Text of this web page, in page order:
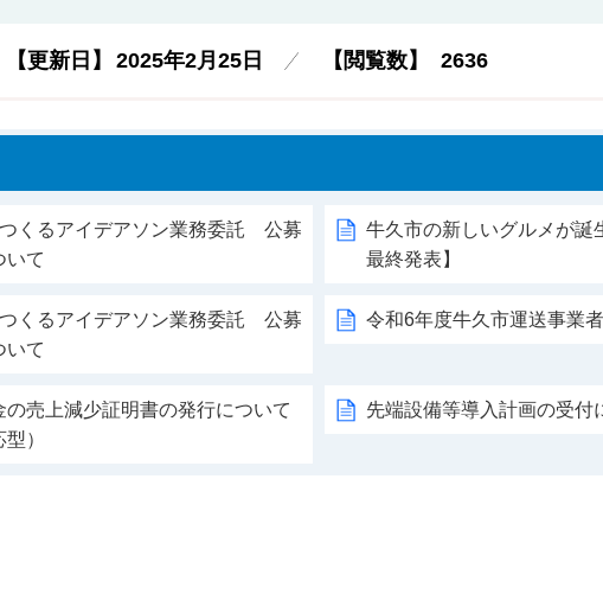
【更新日】 2025年2月25日 【閲覧数】 2636
くるアイデアソン業務委託 公募
いて
牛久市の新しいグルメが誕
最終発表】
くるアイデアソン業務委託 公募
いて
令和6年度牛久市運送事業
売上減少証明書の発行について
）
先端設備等導入計画の受付